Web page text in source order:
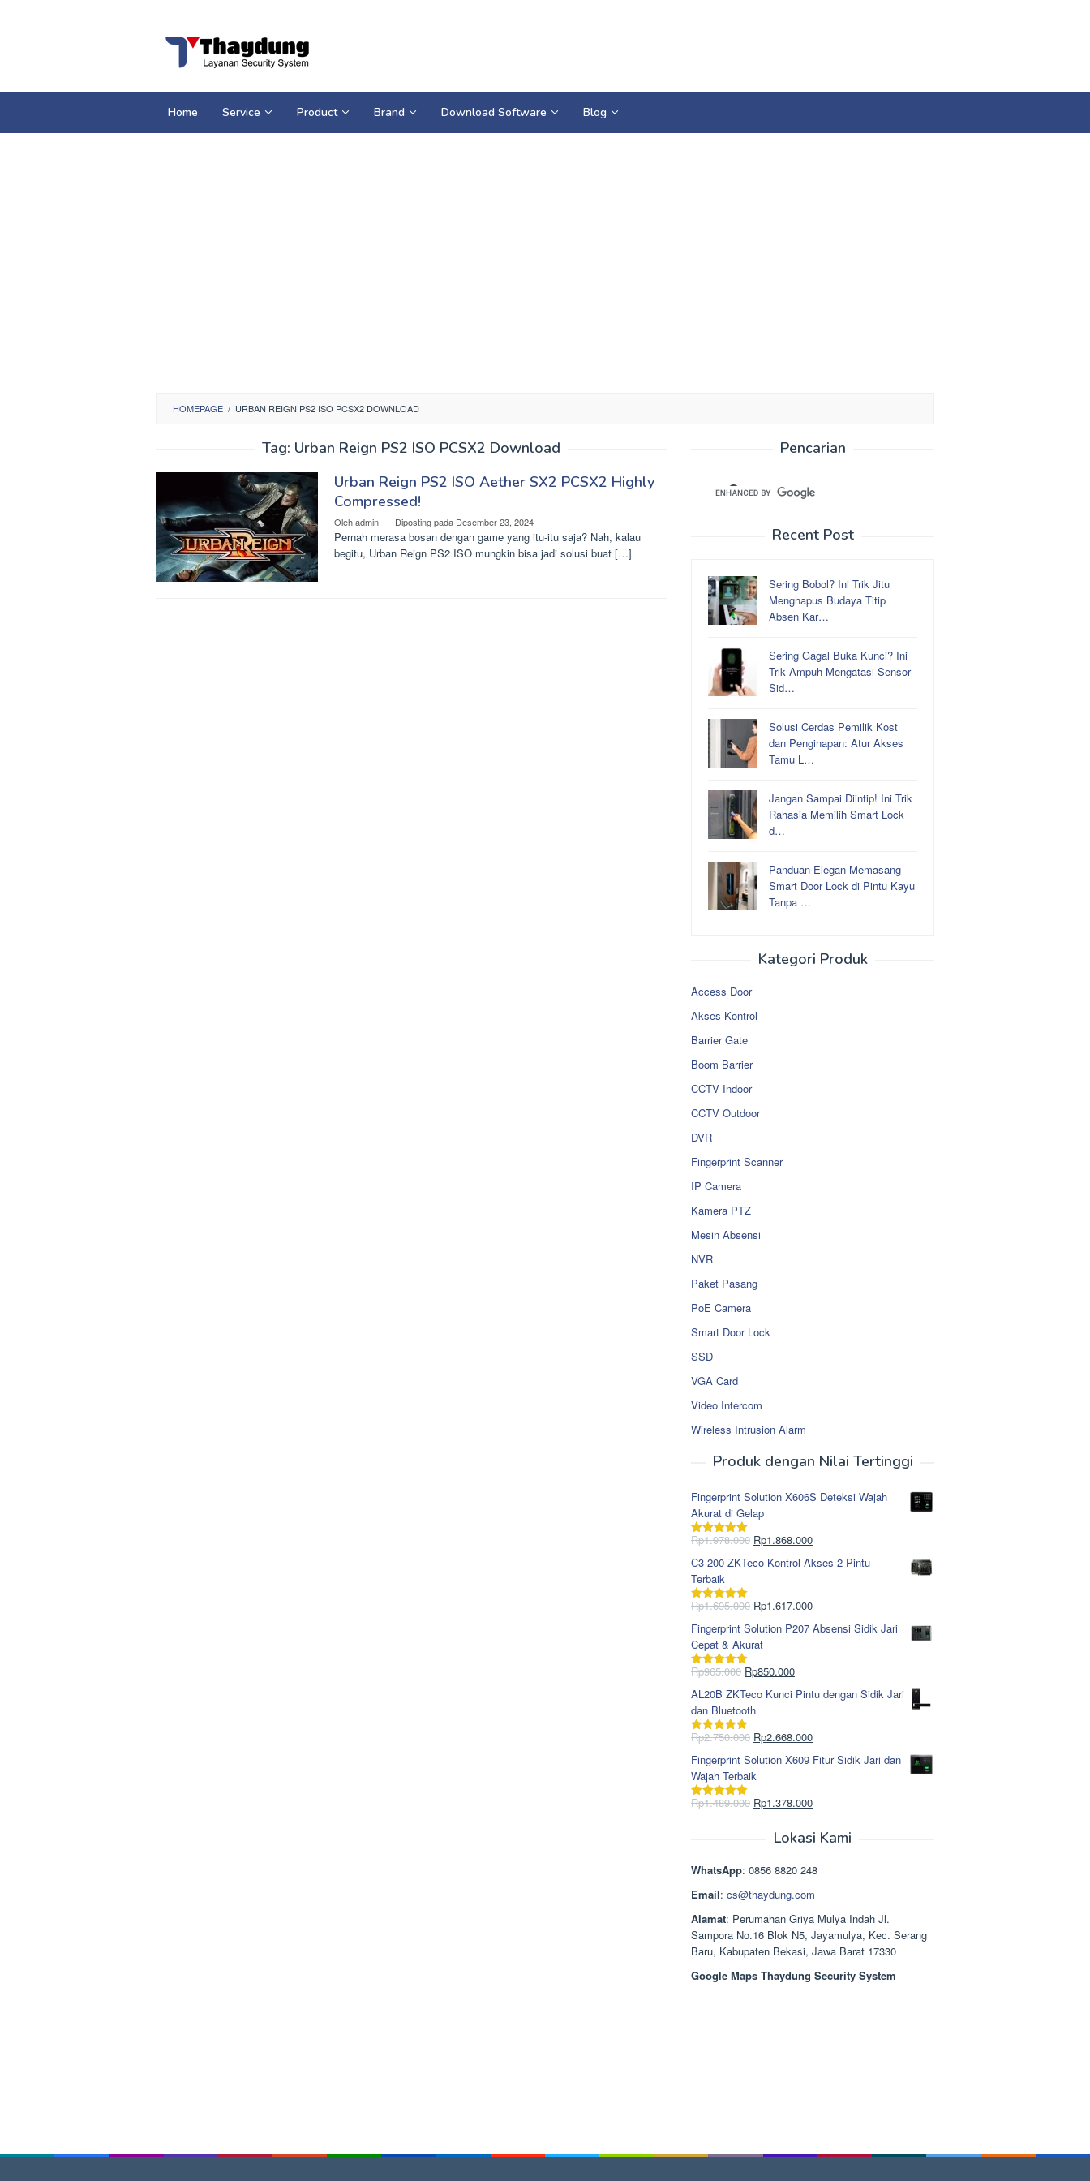
Home Service Product Brand Download Software Blog
HOMEPAGE / URBAN REIGN PS2 ISO PCSX2 DOWNLOAD
Tag: Urban Reign PS2 ISO PCSX2 Download
Urban Reign PS2 ISO Aether SX2 PCSX2 Highly
Compressed!
Olehadmin Diposting pada Desember 23, 2024
Pernah merasa bosan dengan game yang itu-itu saja? Nah, kalau
begitu, Urban Reign PS2 ISO mungkin bisa jadi solusi buat […]
Pencarian
Recent Post
Sering Bobol? Ini Trik Jitu
Menghapus Budaya Titip
Absen Kar…
Sering Gagal Buka Kunci? Ini
Trik Ampuh Mengatasi Sensor
Sid…
Solusi Cerdas Pemilik Kost
dan Penginapan: Atur Akses
Tamu L…
Jangan Sampai Diintip! Ini Trik
Rahasia Memilih Smart Lock
d…
Panduan Elegan Memasang
Smart Door Lock di Pintu Kayu
Tanpa …
Kategori Produk
Access Door
Akses Kontrol
Barrier Gate
Boom Barrier
CCTV Indoor
CCTV Outdoor
DVR
Fingerprint Scanner
IP Camera
Kamera PTZ
Mesin Absensi
NVR
Paket Pasang
PoE Camera
Smart Door Lock
SSD
VGA Card
Video Intercom
Wireless Intrusion Alarm
Produk dengan Nilai Tertinggi
Fingerprint Solution X606S Deteksi Wajah
Akurat di Gelap
Dinilai5.00
Rp1.978.000 Harga
aslinya
adalah:
Rp1.868.000Harga
saat
ini
Rp1.868.000.
C3 200 ZKTeco Kontrol Akses 2 Pintu
Terbaik
Dinilai5.00
Rp1.695.000 Harga
aslinya
adalah:
Rp1.695.000.
Rp1.617.000Harga
saat
ini
Fingerprint Solution P207 Absensi Sidik Jari
Cepat & Akurat
Dinilai5.00
Rp965.000 Harga
aslinya
adalah:
Rp965.000.
Rp850.000Harga
saat
ini
Rp850.000.
AL20B ZKTeco Kunci Pintu dengan Sidik Jari
dan Bluetooth
Dinilai5.00
Rp2.750.000 Harga
aslinya
adalah:
Rp2.750.000.
Rp2.668.000Harga
saat
ini
Rp2.668.000.
Fingerprint Solution X609 Fitur Sidik Jari dan
Wajah Terbaik
Dinilai5.00
Rp1.489.000 Harga
adalah:
Rp1.378.000Harga
ini
Rp1.378.000.
Lokasi Kami
WhatsApp: 0856 8820 248
Email: cs@thaydung.com
Alamat: Perumahan Griya Mulya Indah Jl.
Sampora No.16 Blok N5, Jayamulya, Kec. Serang
Baru, Kabupaten Bekasi, Jawa Barat 17330
Google Maps Thaydung Security System